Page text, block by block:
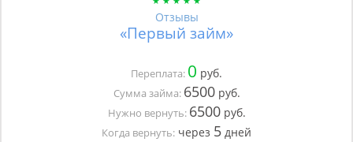
Отзывы
«Первый займ»
Переплата: 0 руб.
Сумма займа: 6500руб.
Нужно вернуть: 6500руб.
Когда вернуть: через 5 дней